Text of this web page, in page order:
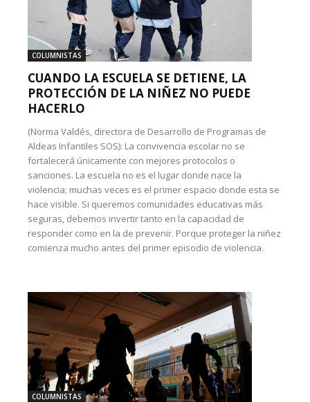
COLUMNISTAS
CUANDO LA ESCUELA SE DETIENE, LA
PROTECCIÓN DE LA NIÑEZ NO PUEDE
HACERLO
(Norma Valdés, directora de Desarrollo de Programas de
Aldeas Infantiles SOS): La convivencia escolar no se
fortalecerá únicamente con mejores protocolos o
sanciones. La escuela no es el lugar donde nace la
violencia; muchas veces es el primer espacio donde esta se
hace visible. Si queremos comunidades educativas más
seguras, debemos invertir tanto en la capacidad de
responder como en la de prevenir. Porque proteger la niñez
comienza mucho antes del primer episodio de violencia.
COLUMNISTAS